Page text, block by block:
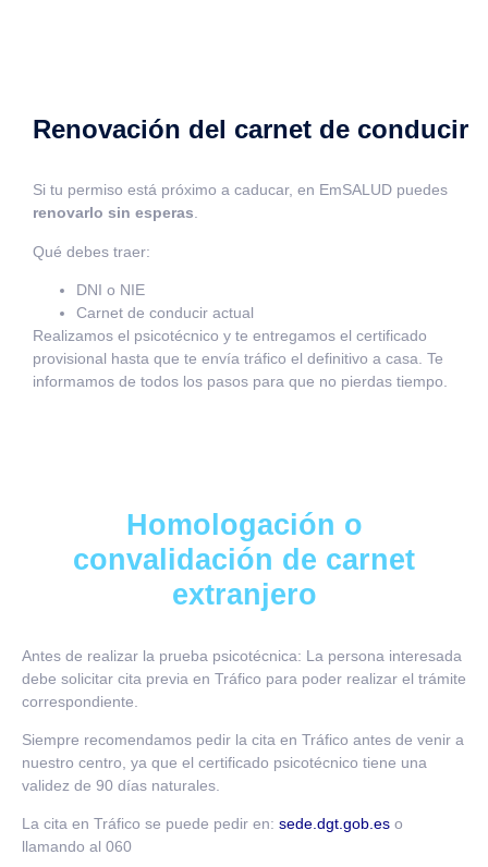
Renovación del carnet de conducir
Si tu permiso está próximo a caducar, en EmSALUD puedes
renovarlo sin esperas.
Qué debes traer:
DNI o NIE
Carnet de conducir actual
Realizamos el psicotécnico y te entregamos el certificado
provisional hasta que te envía tráfico el definitivo a casa. Te
informamos de todos los pasos para que no pierdas tiempo.
Homologación o
convalidación de carnet
extranjero
Antes de realizar la prueba psicotécnica: La persona interesada
debe solicitar cita previa en Tráfico para poder realizar el trámite
correspondiente.
Siempre recomendamos pedir la cita en Tráfico antes de venir a
nuestro centro, ya que el certificado psicotécnico tiene una
validez de 90 días naturales.
La cita en Tráfico se puede pedir en: sede.dgt.gob.es o
llamando al 060